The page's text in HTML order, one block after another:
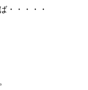
・・・・・